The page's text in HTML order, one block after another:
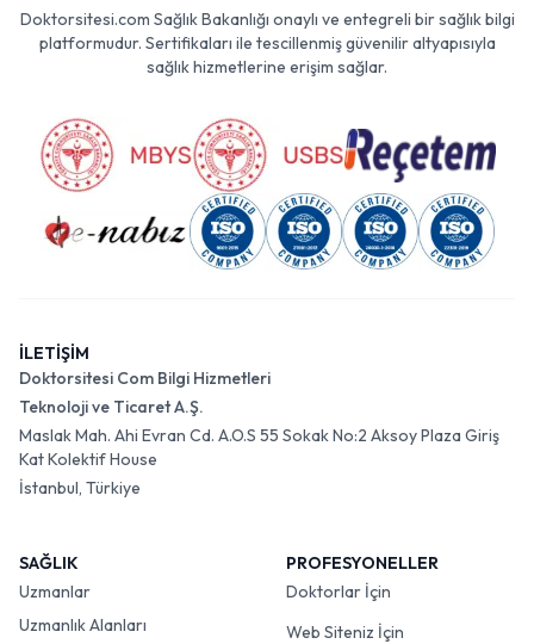
Doktorsitesi.com Sağlık Bakanlığı onaylı ve entegreli bir sağlık bilgi
platformudur. Sertifikaları ile tescillenmiş güvenilir altyapısıyla
sağlık hizmetlerine erişim sağlar.
İLETİŞİM
Doktorsitesi Com Bilgi Hizmetleri
Teknoloji ve Ticaret A.Ş.
Maslak Mah. Ahi Evran Cd. A.O.S 55 Sokak No:2 Aksoy Plaza Giriş
Kat Kolektif House
İstanbul, Türkiye
SAĞLIK
Uzmanlar
Uzmanlık Alanları
PROFESYONELLER
Doktorlar İçin
Web Siteniz İçin